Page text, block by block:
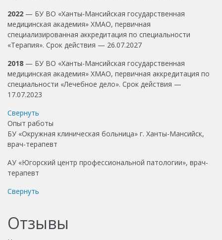
2022 — БУ ВО «Ханты-Мансийская государственная
медицинская академия» ХМАО, первичная
специализированная аккредитация по специальности
«Терапия». Срок действия — 26.07.2027
2018 — БУ ВО «Ханты-Мансийская государственная
медицинская академия» ХМАО, первичная аккредитация по
специальности «Лечебное дело». Срок действия —
17.07.2023
Свернуть
Опыт работы
БУ «Окружная клиническая больница» г. Ханты-Мансийск,
врач-терапевт
АУ «Югорский центр профессиональной патологии», врач-
терапевт
Свернуть
Отзывы